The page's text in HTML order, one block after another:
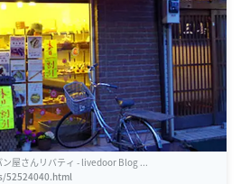
ン屋さんリバティ - livedoor Blog ...
52524040.html